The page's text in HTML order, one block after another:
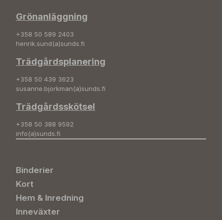
Grönanläggning
+358 50 589 2403
henrik.sund(a)sunds.fi
Trädgårdsplanering
+358 50 439 3623
susanne.bjorkman(a)sunds.fi
Trädgårdsskötsel
+358 50 388 9592
info(a)sunds.fi
Binderier
Kort
Hem & Inredning
Inneväxter